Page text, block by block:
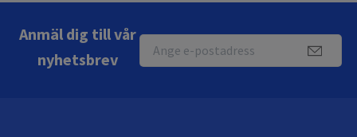
Anmäl dig till vår
nyhetsbrev